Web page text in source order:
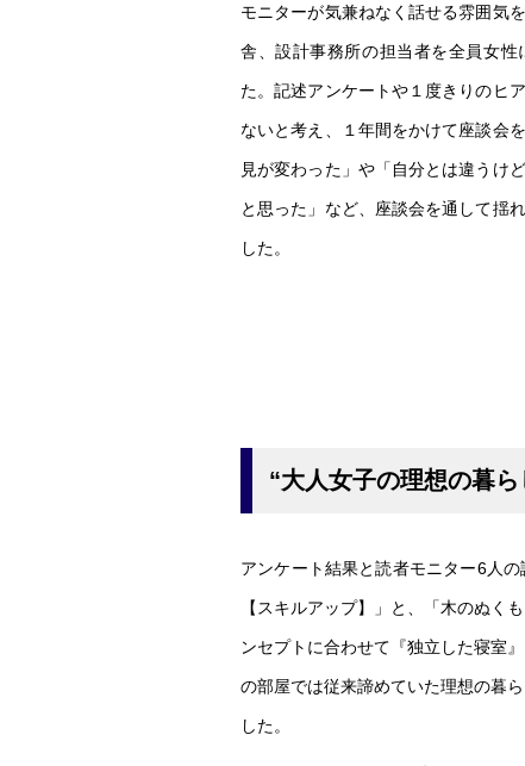
モニターが気兼ねなく話せる雰囲気
舎、設計事務所の担当者を全員女
た。記述アンケートや１度きりのヒ
ないと考え、１年間をかけて座談会
見が変わった」や「自分とは違うけ
と思った」など、座談会を通して揺
した。
“大人女子の理想の暮
アンケート結果と読者モニター6人
【スキルアップ】」と、「木のぬく
ンセプトに合わせて『独立した寝室
の部屋では従来諦めていた理想の暮
した。